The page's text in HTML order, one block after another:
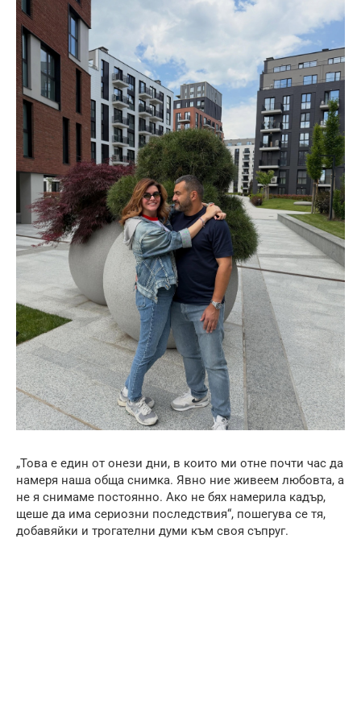
„Това е един от онези дни, в които ми отне почти час да
намеря наша обща снимка. Явно ние живеем любовта, а
не я снимаме постоянно. Ако не бях намерила кадър,
щеше да има сериозни последствия“, пошегува се тя,
добавяйки и трогателни думи към своя съпруг.